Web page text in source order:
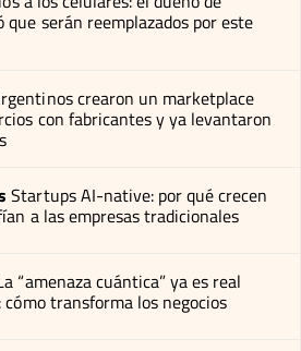
que serán reemplazados por este
crearon un marketplace
con fabricantes y ya levantaron
Startups AI-native: por qué crecen
a las empresas tradicionales
“amenaza cuántica” ya es real
cómo transforma los negocios